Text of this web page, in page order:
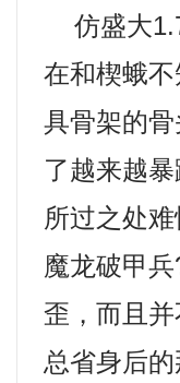
仿盛大
在和楔蛾
具骨架的
了越来越
所过之处
魔龙破甲
歪，而且
总省身后